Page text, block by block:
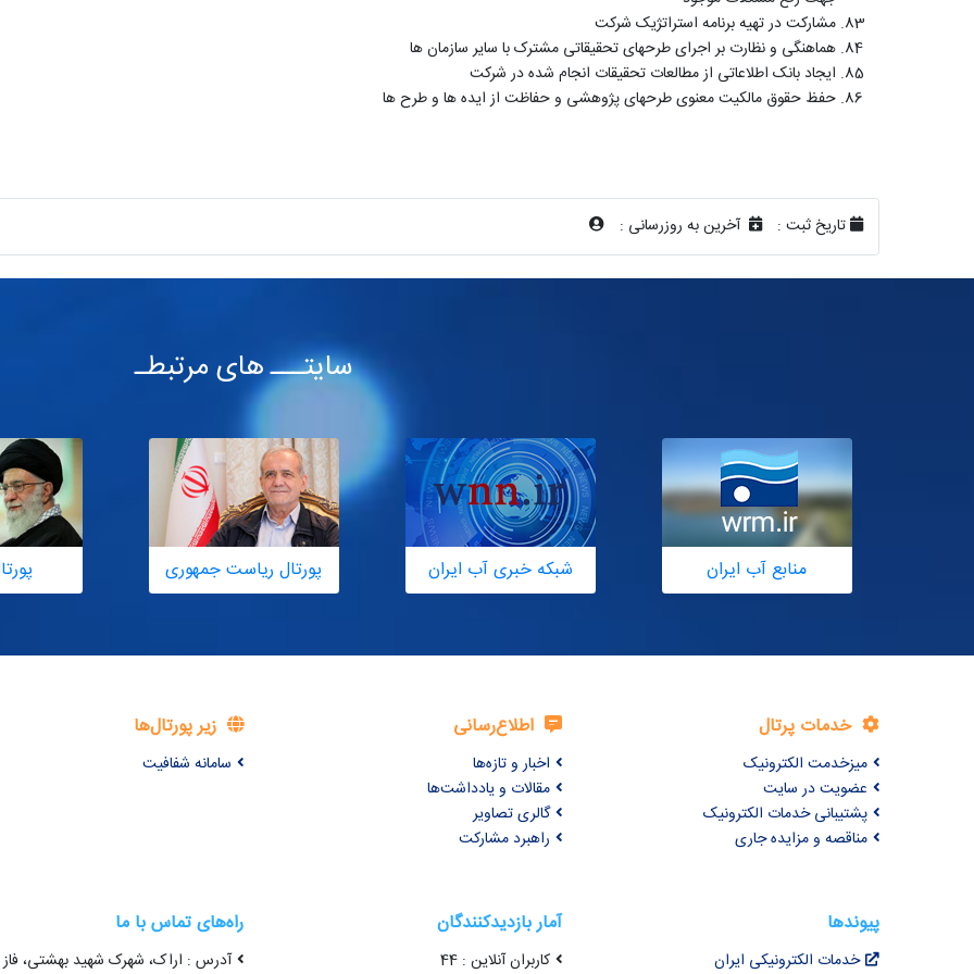
مشارکت در تهیه برنامه استراتژیک شرکت
هماهنگی و نظارت بر اجرای طرحهای تحقیقاتی مشترک با سایر سازمان ها
ایجاد بانک اطلاعاتی از مطالعات تحقیقات انجام شده در شرکت
حفظ حقوق مالکیت معنوی طرحهای پژوهشی و حفاظت از ایده ها و طرح ها
تاریخ ثبت : آخرین به روزرسانی :
سایتـــ های مرتبطـ
منابع آب ایران شبکه خبری آب ایران پورتال ریاست جمهوری
خدمات پرتال
میزخدمت الکترونیک
عضویت در سایت
پشتیبانی خدمات الکترونیک
مناقصه و مزایده جاری
اطلاع‌رسانی
اخبار و تازه‌ها
مقالات و یادداشت‌ها
گالری تصاویر
راهبرد مشارکت
زیر پورتال‌ها
سامانه شفافیت
پیوندها
خدمات الکترونیکی ایران
آمار بازدیدکنندگان
کاربران آنلاین : 44
راه‌های تماس با ما
آدرس : اراک، شهرک شهید بهشتی،